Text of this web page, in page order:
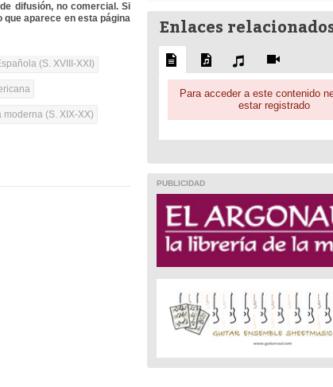
difusión, no comercial. Si
aparece en esta página
(S. XVIII-XXI)
moderna (S. XIX-XX)
Enlaces
Para acceder a este contenido
estar registrado
PUBLICIDAD